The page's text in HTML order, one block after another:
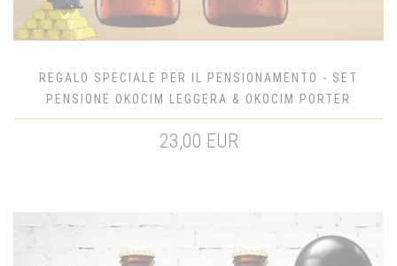
REGALO SPECIALE PER IL PENSIONAMENTO - SET
PENSIONE OKOCIM LEGGERA & OKOCIM PORTER
23,00 EUR